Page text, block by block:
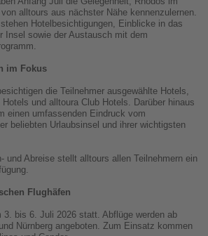
alltours aus nächster Nähe kennenzulernen.
Hotelbesichtigungen, Einblicke in das
Insel sowie der Austausch mit dem
im Fokus
die Teilnehmer ausgewählte Hotels,
und alltoura Club Hotels. Darüber hinaus
einen umfassenden Eindruck vom
beliebten Urlaubsinsel und ihrer wichtigsten
und Abreise stellt alltours allen Teilnehmern ein
Flughäfen
3. bis 6. Juli 2026 statt. Abflüge werden ab
Nürnberg angeboten. Zum Einsatz kommen